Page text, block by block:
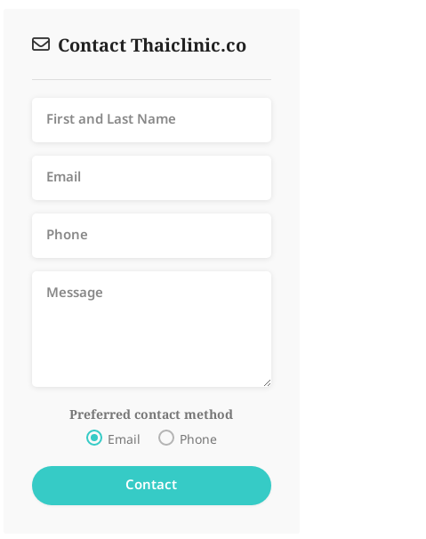
Contact Thaiclinic.co
Preferred contact method
Email Phone